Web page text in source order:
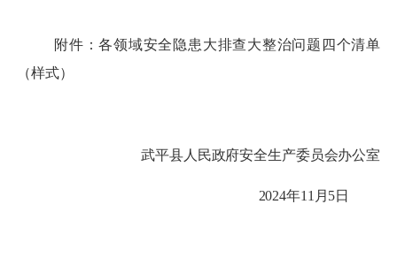
附件 ：各领域安全隐患大排查大整治问题四个清单
（样式）
武平县人民政府安全生产委员会办公室
2024年11月 5日